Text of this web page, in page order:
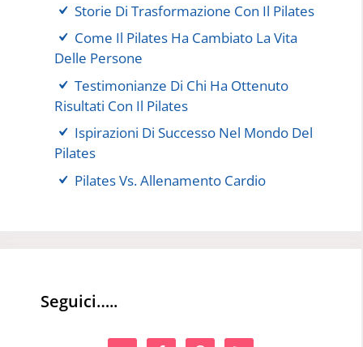
Storie Di Trasformazione Con Il Pilates
Come Il Pilates Ha Cambiato La Vita
Delle Persone
Testimonianze Di Chi Ha Ottenuto
Risultati Con Il Pilates
Ispirazioni Di Successo Nel Mondo Del
Pilates
Pilates Vs. Allenamento Cardio
Seguici…..